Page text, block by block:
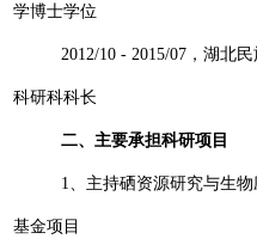
学博士学位
2012/10 - 2015/07 ，湖北
科研科科长
二、主要承担科研项目
1 、主持硒资源研究与生
基金项目